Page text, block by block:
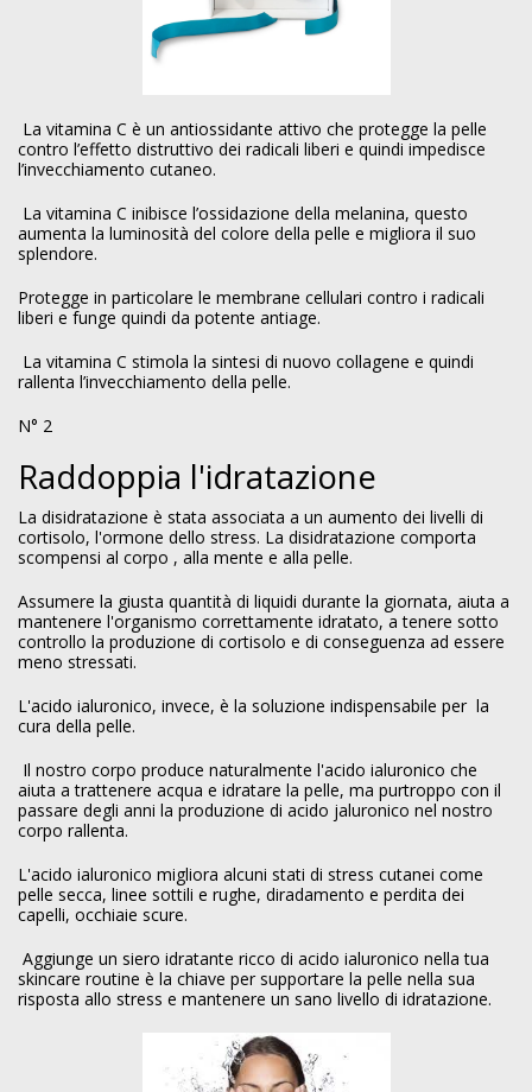
La vitamina C è un antiossidante attivo che protegge la pelle
contro l’effetto distruttivo dei radicali liberi e quindi impedisce
l’invecchiamento cutaneo.
La vitamina C inibisce l’ossidazione della melanina, questo
aumenta la luminosità del colore della pelle e migliora il suo
splendore.
Protegge in particolare le membrane cellulari contro i radicali
liberi e funge quindi da potente antiage.
La vitamina C stimola la sintesi di nuovo collagene e quindi
rallenta l’invecchiamento della pelle.
N° 2
Raddoppia l'idratazione
La disidratazione è stata associata a un aumento dei livelli di
cortisolo, l'ormone dello stress. La disidratazione comporta
scompensi al corpo , alla mente e alla pelle.
Assumere la giusta quantità di liquidi durante la giornata, aiuta a
mantenere l'organismo correttamente idratato, a tenere sotto
controllo la produzione di cortisolo e di conseguenza ad essere
meno stressati.
L'acido ialuronico, invece, è la soluzione indispensabile per la
cura della pelle.
Il nostro corpo produce naturalmente l'acido ialuronico che
aiuta a trattenere acqua e idratare la pelle, ma purtroppo con il
passare degli anni la produzione di acido jaluronico nel nostro
corpo rallenta.
L'acido ialuronico migliora alcuni stati di stress cutanei come
pelle secca, linee sottili e rughe, diradamento e perdita dei
capelli, occhiaie scure.
Aggiunge un siero idratante ricco di acido ialuronico nella tua
skincare routine è la chiave per supportare la pelle nella sua
risposta allo stress e mantenere un sano livello di idratazione.